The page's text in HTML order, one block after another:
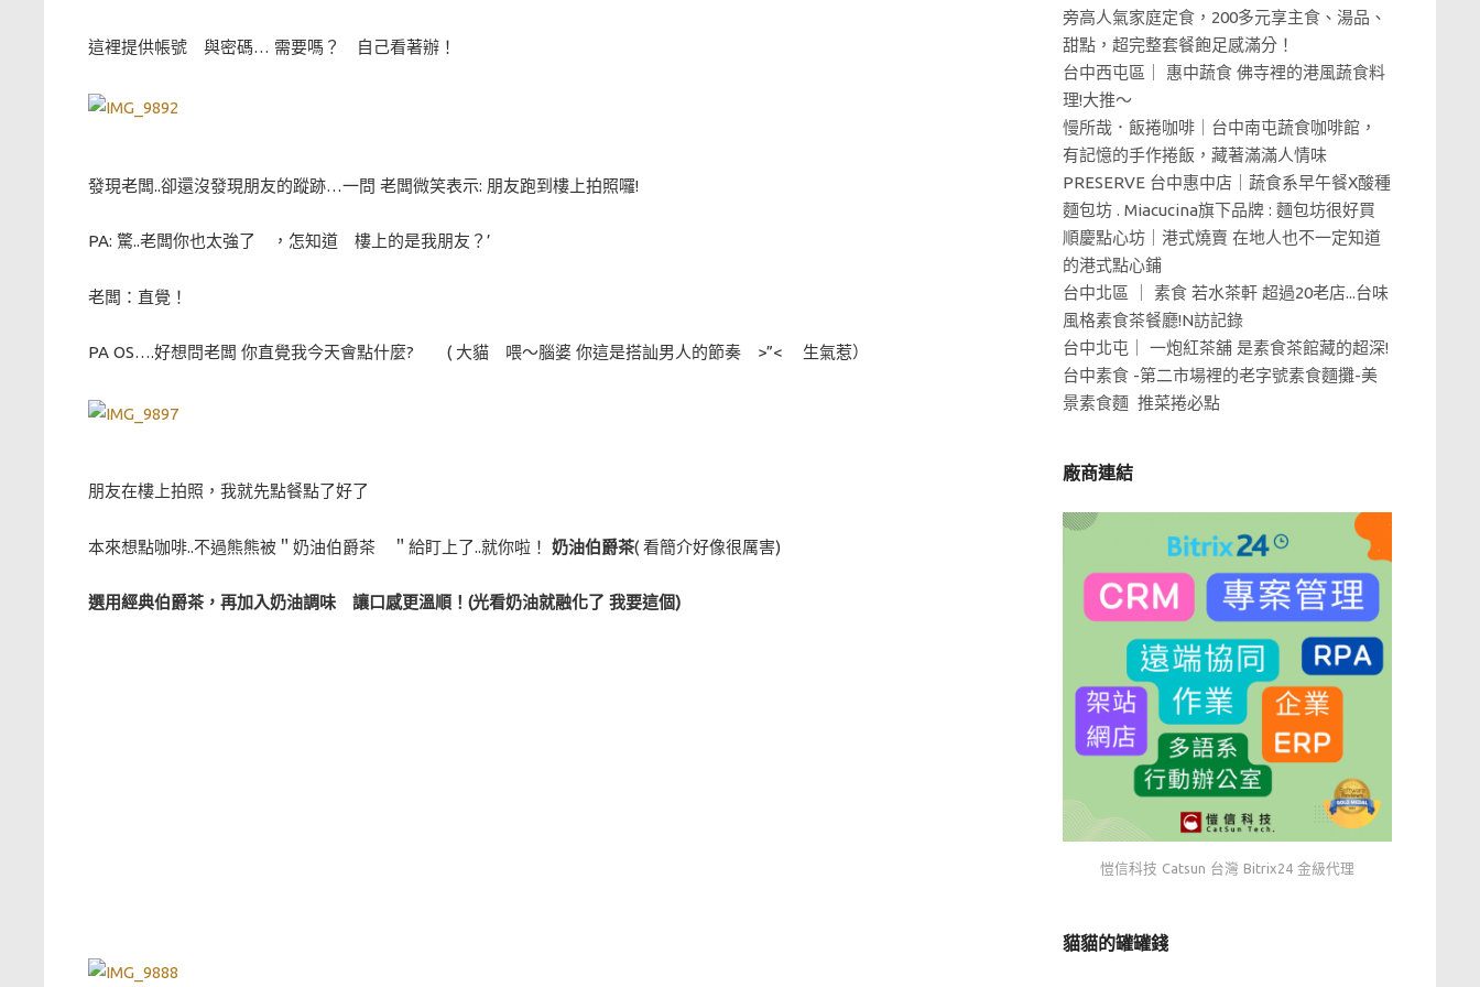
這裡提供帳號 與密碼… 需要嗎？ 自己看著辦！
發現老闆..卻還沒發現朋友的蹤跡…一問 老闆微笑表示: 朋友跑到樓上拍照囉!
PA: 驚..老闆你也太強了 ，怎知道 樓上的是我朋友？’
老闆：直覺！
PA OS….好想問老闆 你直覺我今天會點什麼? ( 大貓 喂～腦婆 你這是搭訕男人的節奏 >”< 生氣惹）
朋友在樓上拍照，我就先點餐點了好了
本來想點咖啡..不過熊熊被＂奶油伯爵茶 ＂給盯上了..就你啦！ 奶油伯爵茶( 看簡介好像很厲害)
選用經典伯爵茶，再加入奶油調味 讓口感更溫順！(光看奶油就融化了 我要這個)
旁高人氣家庭定食，200多元享主食、湯品、
甜點，超完整套餐飽足感滿分！
台中西屯區｜ 惠中蔬食 佛寺裡的港風蔬食料
理!大推～
慢所哉．飯捲咖啡｜台中南屯蔬食咖啡館，
有記憶的手作捲飯，藏著滿滿人情味
PRESERVE 台中惠中店｜蔬食系早午餐X酸種
麵包坊 . Miacucina旗下品牌 : 麵包坊很好買
順慶點心坊｜港式燒賣 在地人也不一定知道
的港式點心鋪
台中北區 ｜ 素食 若水茶軒 超過20老店...台味
風格素食茶餐廳!N訪記錄
台中北屯｜ 一炮紅茶舖 是素食茶館藏的超深!
台中素食 -第二市場裡的老字號素食麵攤-美
景素食麵 推菜捲必點
廠商連結
愷信科技 Catsun 台灣 Bitrix24 金級代理
貓貓的罐罐錢